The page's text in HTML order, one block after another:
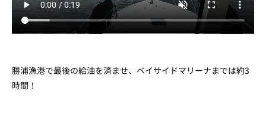
勝浦漁港で最後の給油を済ませ、ベイサイドマリーナまでは約3
時間！